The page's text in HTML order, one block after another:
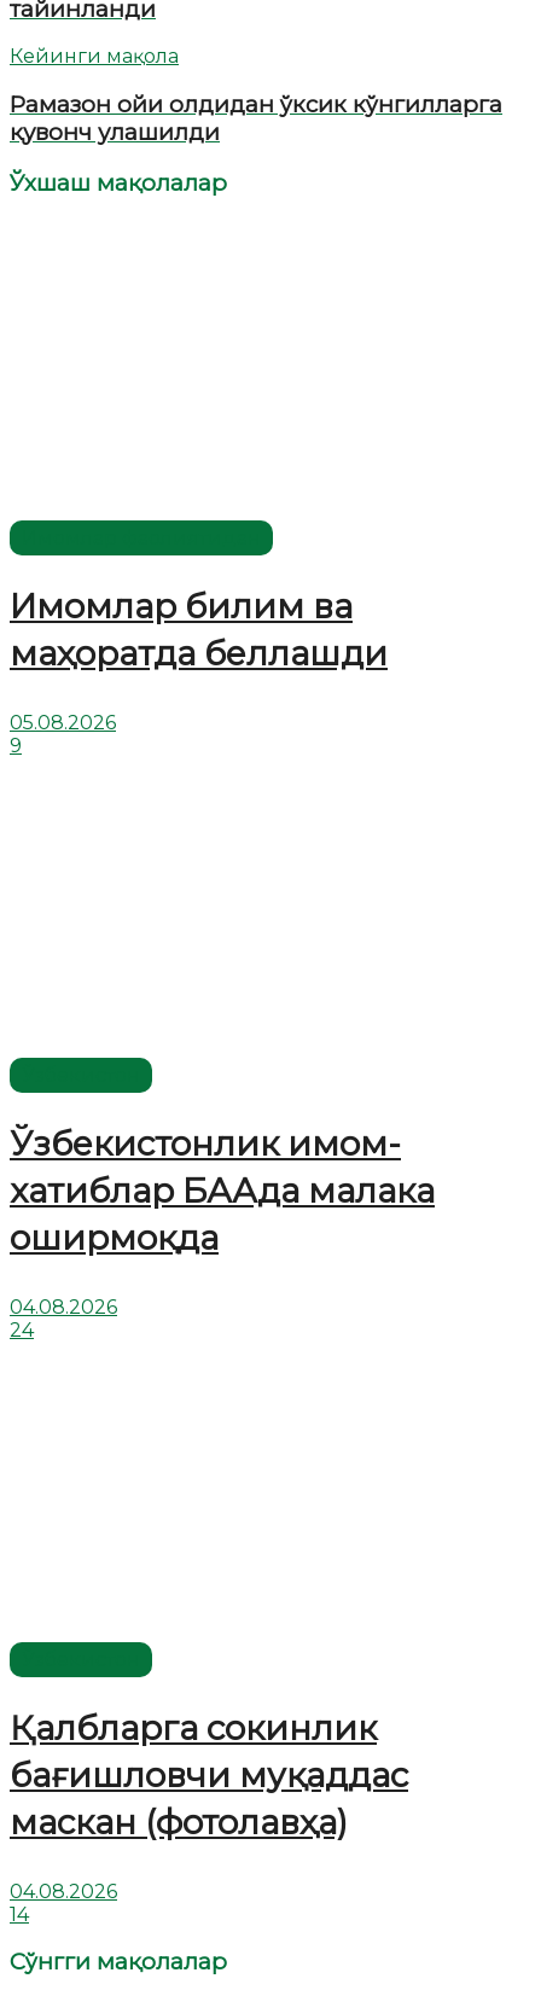
тайинланди
Кейинги мақола
Рамазон ойи олдидан ўксик кўнгилларга
қувонч улашилди
Ўхшаш мақолалар
Имомлар билим ва
маҳоратда беллашди
05.08.2026
9
Ўзбекистонлик имом-
хатиблар БААда малака
оширмоқда
04.08.2026
24
Қалбларга сокинлик
бағишловчи муқаддас
маскан (фотолавҳа)
04.08.2026
14
Сўнгги мақолалар